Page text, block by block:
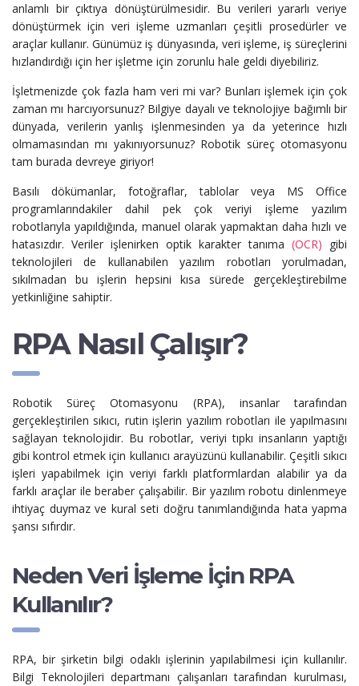
anlamlı bir çıktıya dönüştürülmesidir. Bu verileri yararlı veriye
dönüştürmek için veri işleme uzmanları çeşitli prosedürler ve
araçlar kullanır. Günümüz iş dünyasında, veri işleme, iş süreçlerini
hızlandırdığı için her işletme için zorunlu hale geldi diyebiliriz.
İşletmenizde çok fazla ham veri mi var? Bunları işlemek için çok
zaman mı harcıyorsunuz? Bilgiye dayalı ve teknolojiye bağımlı bir
dünyada, verilerin yanlış işlenmesinden ya da yeterince hızlı
olmamasından mı yakınıyorsunuz? Robotik süreç otomasyonu
tam burada devreye giriyor!
Basılı dökümanlar, fotoğraflar, tablolar veya MS Office
programlarındakiler dahil pek çok veriyi işleme yazılım
robotlarıyla yapıldığında, manuel olarak yapmaktan daha hızlı ve
hatasızdır. Veriler işlenirken optik karakter tanıma (OCR) gibi
teknolojileri de kullanabilen yazılım robotları yorulmadan,
sıkılmadan bu işlerin hepsini kısa sürede gerçekleştirebilme
yetkinliğine sahiptir.
RPA Nasıl Çalışır?
Robotik Süreç Otomasyonu (RPA), insanlar tarafından
gerçekleştirilen sıkıcı, rutin işlerin yazılım robotları ile yapılmasını
sağlayan teknolojidir. Bu robotlar, veriyi tıpkı insanların yaptığı
gibi kontrol etmek için kullanıcı arayüzünü kullanabilir. Çeşitli sıkıcı
işleri yapabilmek için veriyi farklı platformlardan alabilir ya da
farklı araçlar ile beraber çalışabilir. Bir yazılım robotu dinlenmeye
ihtiyaç duymaz ve kural seti doğru tanımlandığında hata yapma
şansı sıfırdır.
Neden Veri İşleme İçin RPA
Kullanılır?
RPA, bir şirketin bilgi odaklı işlerinin yapılabilmesi için kullanılır.
Bilgi Teknolojileri departmanı çalışanları tarafından kurulması,